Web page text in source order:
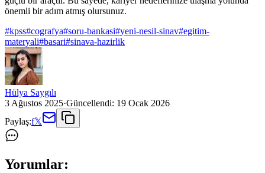
önemli bir adım atmış olursunuz.
#kpss#cografya#soru-bankasi#yeni-nesil-sinav#egitim-
materyali#basari#sinava-hazirlik
Hülya Saygılı
3 Ağustos 2025·Güncellendi: 19 Ocak 2026
Paylaş:f𝕏
Yorumlar: